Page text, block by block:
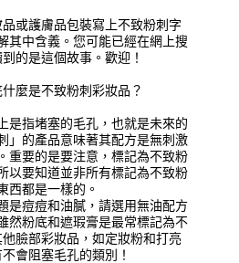
或護膚品包裝寫上不致粉刺字
其中含義。您可能已經在網上搜
的是這個故事。歡迎！
麼是不致粉刺彩妝品？
是指堵塞的毛孔，也就是未來的
」的產品意味著其配方是無刺激
重要的是要注意，標記為不致粉
以要知道並非所有標記為不致粉
西都是一樣的。
是痘痘和油膩，請選用無油配方
然粉底和遮瑕膏是最常標記為不
臉部彩妝品，如定妝粉和打亮
會阻塞毛孔的類別！